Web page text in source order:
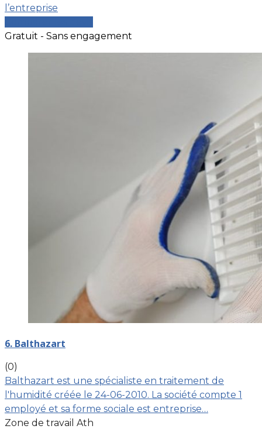
l’entreprise
Gratuit - Sans engagement
6. Balthazart
(0)
Balthazart est une spécialiste en traitement de
l'humidité créée le 24-06-2010. La société compte 1
employé et sa forme sociale est entreprise…
Zone de travail Ath